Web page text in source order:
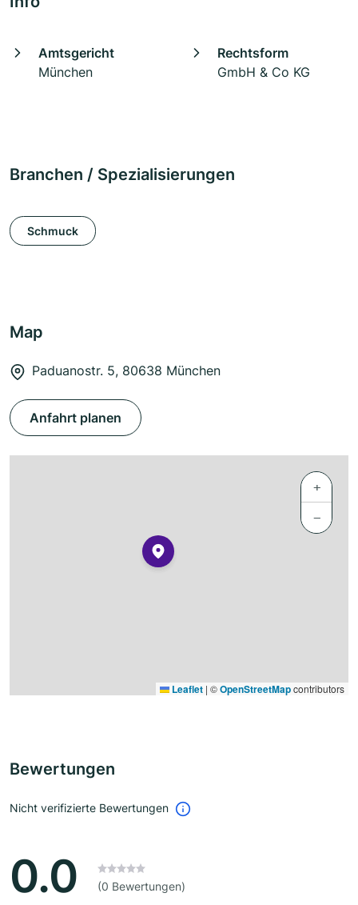
Amtsgericht
München
Rechtsform
GmbH & Co KG
Branchen / Spezialisierungen
Schmuck
Map
Paduanostr. 5, 80638 München
Anfahrt planen
+
−
Leaflet | ©OpenStreetMapcontributors
Bewertungen
Nicht verifizierte Bewertungen
0.0 (0 Bewertungen)